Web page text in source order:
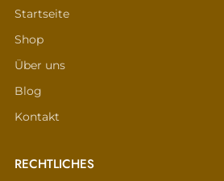
Startseite
Shop
Über uns
Blog
Kontakt
RECHTLICHES